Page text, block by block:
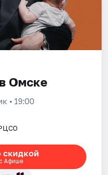
Омске
• 19:00
скидкой
Афише